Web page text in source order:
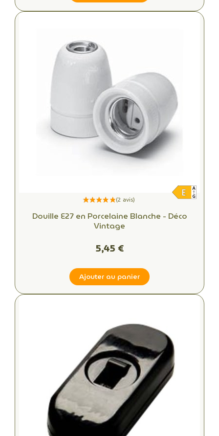
Douille E27 en Porcelaine Blanche - Déco
Vintage
5,45 €
Ajouter au panier